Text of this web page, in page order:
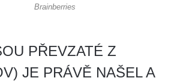
PŘEVZATÉ Z
JE PRÁVĚ NAŠEL A